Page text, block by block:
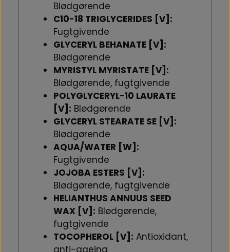
Blødgørende
C10-18 TRIGLYCERIDES [V]:
Fugtgivende
GLYCERYL BEHANATE [V]:
Blødgørende
MYRISTYL MYRISTATE [V]:
Blødgørende, fugtgivende
POLYGLYCERYL-10 LAURATE
[V]: Blødgørende
GLYCERYL STEARATE SE [V]:
Blødgørende
AQUA/WATER [W]:
Fugtgivende
JOJOBA ESTERS [V]:
Blødgørende, fugtgivende
HELIANTHUS ANNUUS SEED
WAX [V]: Blødgørende,
fugtgivende
TOCOPHEROL [V]: Antioxidant,
anti-ageing